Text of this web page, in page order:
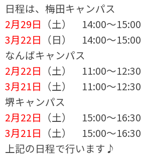
日程は、梅田キャンパス
2月29日 （土） 14:00～15:00
3月22日 （日） 14:00～15:00
なんばキャンパス
2月22日 （土） 11:00～12:30
3月21日 （土） 11:00～12:30
堺キャンパス
2月22日 （土） 15:00～16:30
3月21日 （土） 15:00～16:30
上記の日程で行います♪